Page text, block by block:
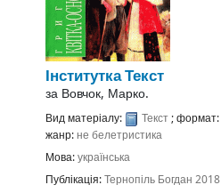
ІнституткаТекст
за Вовчок, Марко.
Вид матеріалу: Текст; формат:
жанр:не белетристика
Мова:українська
Публікація:Тернопіль Богдан 2018